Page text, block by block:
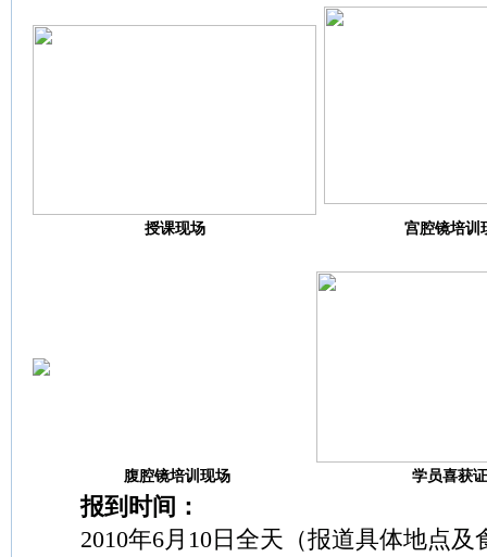
授课现场 宫腔镜培训
腹腔镜培训现场 学员喜获
报到时间：
2010年6月10日全天（报道具体地点及